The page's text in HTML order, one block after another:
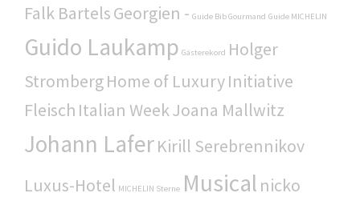
Falk BartelsGeorgien - Guide Bib Gourmand Guide MICHELIN
Guido Laukamp Gästerekord Holger
StrombergHome of LuxuryInitiative
Fleisch Italian WeekJoana Mallwitz
Johann LaferKirill Serebrennikov
Luxus-Hotel MICHELIN Sterne Musical nicko